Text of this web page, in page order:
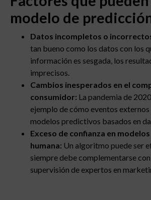
modelo de
Datos incompletos o
tan bueno como los datos con los
información es sesgada, los
imprecisos.
Cambios inesperados en el
consumidor: La pandemia de
ejemplo de cómo eventos
modelos predictivos basados en
Exceso de confianza en
humana: Un algoritmo puede ser
siempre debe complementarse
supervisión de expertos en